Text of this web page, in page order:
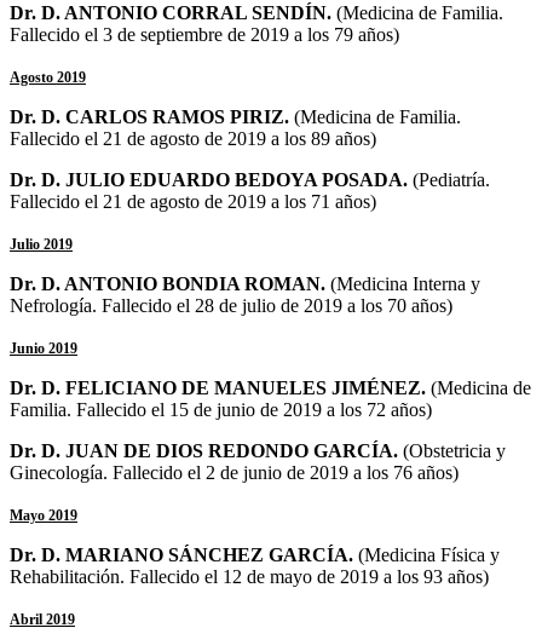
Dr. D. ANTONIO CORRAL SENDÍN. (Medicina de Familia.
Fallecido el 3 de septiembre de 2019 a los 79 años)
Agosto 2019
Dr. D. CARLOS RAMOS PIRIZ. (Medicina de Familia.
Fallecido el 21 de agosto de 2019 a los 89 años)
Dr. D. JULIO EDUARDO BEDOYA POSADA. (Pediatría.
Fallecido el 21 de agosto de 2019 a los 71 años)
Julio 2019
Dr. D. ANTONIO BONDIA ROMAN. (Medicina Interna y
Nefrología. Fallecido el 28 de julio de 2019 a los 70 años)
Junio 2019
Dr. D. FELICIANO DE MANUELES JIMÉNEZ. (Medicina de
Familia. Fallecido el 15 de junio de 2019 a los 72 años)
Dr. D. JUAN DE DIOS REDONDO GARCÍA. (Obstetricia y
Ginecología. Fallecido el 2 de junio de 2019 a los 76 años)
Mayo 2019
Dr. D. MARIANO SÁNCHEZ GARCÍA. (Medicina Física y
Rehabilitación. Fallecido el 12 de mayo de 2019 a los 93 años)
Abril 2019